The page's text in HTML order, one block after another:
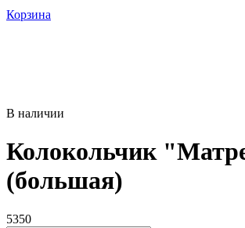
Корзина
В наличии
Колокольчик
(большая)
5350